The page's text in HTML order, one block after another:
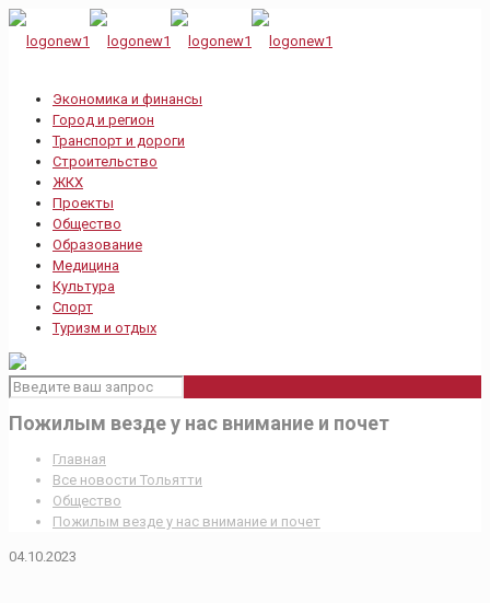
Экономика и финансы
Город и регион
Транспорт и дороги
Строительство
ЖКХ
Проекты
Общество
Образование
Медицина
Культура
Спорт
Туризм и отдых
Пожилым везде у нас внимание и почет
Главная
Все новости Тольятти
Общество
Пожилым везде у нас внимание и почет
04.10.2023